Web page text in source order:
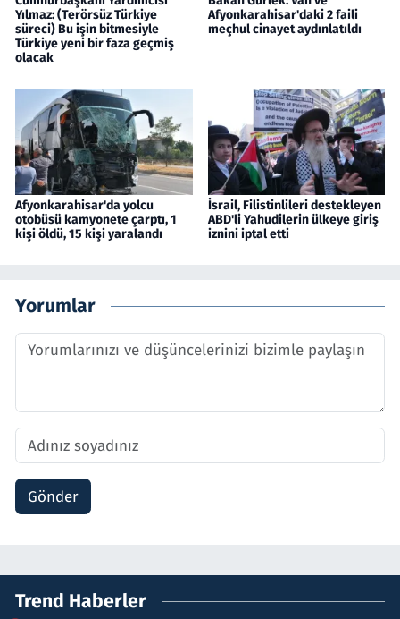
Yılmaz: (Terörsüz Türkiye
süreci) Bu işin bitmesiyle
Türkiye yeni bir faza geçmiş
olacak
Afyonkarahisar'daki 2 faili
meçhul cinayet aydınlatıldı
Afyonkarahisar'da yolcu
otobüsü kamyonete çarptı, 1
kişi öldü, 15 kişi yaralandı
İsrail, Filistinlileri destekleyen
ABD'li Yahudilerin ülkeye giriş
iznini iptal etti
Yorumlar
Gönder
Trend Haberler